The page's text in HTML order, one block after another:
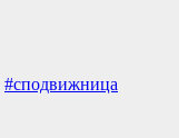
#сподвижница